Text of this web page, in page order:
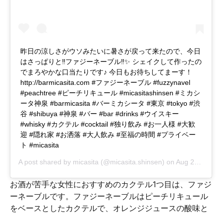
昨日の涼しさがウソみたいに暑さが戻って来たので、今日
はさっぱりと‼ファジーネーブル‼✨ シェイクして作ったの
でまろやかな口当たりです♪ 今日もお待ちしてまーす！
http://barmicasita.com #ファジーネーブル #fuzzynavel
#peachtree #ピーチリキュール #micasitashinsen #ミカシ
ータ神泉 #barmicasita #バーミカシータ #東京 #tokyo #渋
谷 #shibuya #神泉 #バー #bar #drinks #ウイスキー
#whisky #カクテル #cocktail #独り飲み #お一人様 #大歓
迎 #隠れ家 #お洒落 #大人飲み #至福の時間 #プライベー
ト #micasita
A post shared by micasita (@micasita.shinsen) on Aug 21, 2018 at 5:41am PDT
お酒が苦手な女性におすすめのカクテル1つ目は、ファジ
ーネーブルです。ファジーネーブルはピーチリキュール
をベースとしたカクテルで、オレンジジュースの酸味と